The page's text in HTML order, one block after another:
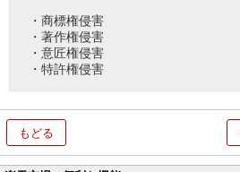
・商標権侵害
・著作権侵害
・意匠権侵害
・特許権侵害
もどる